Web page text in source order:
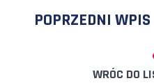
POPRZEDNI WPIS
WRÓC DO